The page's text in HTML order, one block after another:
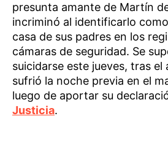
presunta amante de Martín
incriminó al identificarlo
casa de sus padres en los
cámaras de seguridad. Se
suicidarse este jueves, tras el
sufrió la noche previa en el
luego de aportar su
Justicia.